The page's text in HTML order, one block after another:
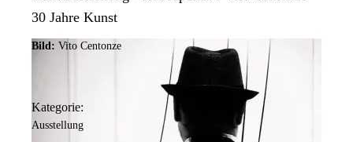
30 Jahre Kunst
Bild: Vito Centonze
Kategorie:
Ausstellung